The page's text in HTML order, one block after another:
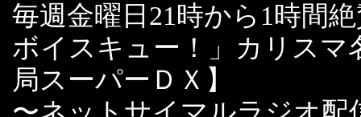
毎週金曜日21時から1時間
ボイスキュー！」カリスマ
局スーパーＤＸ】